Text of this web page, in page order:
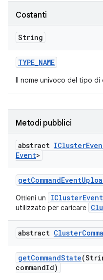
Costanti
String
TYPE_NAME
Il nome univoco del tipo
Metodi pubblici
abstract ICluster
Event>
getCommandEvent
Ottieni un
utilizzato per caricare
abstract Cluster
getCommandState
commandId)